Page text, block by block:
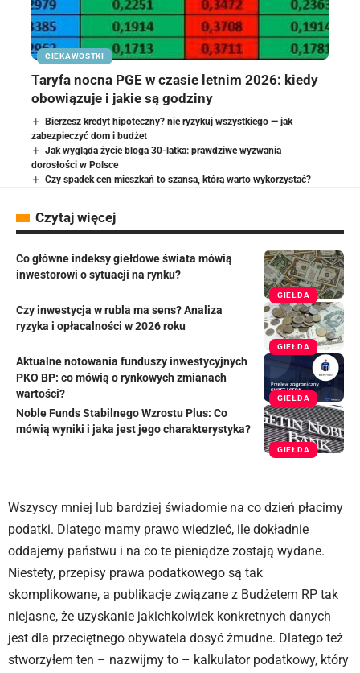
CIEKAWOSTKI
Taryfa nocna PGE w czasie letnim 2026: kiedy
obowiązuje i jakie są godziny
Bierzesz kredyt hipoteczny? nie ryzykuj wszystkiego — jak
zabezpieczyć dom i budżet
Jak wygląda życie bloga 30-latka: prawdziwe wyzwania
dorosłości w Polsce
Czy spadek cen mieszkań to szansa, którą warto wykorzystać?
Czytaj więcej
GIEŁDA
Co główne indeksy giełdowe świata mówią
inwestorowi o sytuacji na rynku?
GIEŁDA
Czy inwestycja w rubla ma sens? Analiza
ryzyka i opłacalności w 2026 roku
GIEŁDA
Aktualne notowania funduszy inwestycyjnych
PKO BP: co mówią o rynkowych zmianach
wartości?
GIEŁDA
Noble Funds Stabilnego Wzrostu Plus: Co
mówią wyniki i jaka jest jego charakterystyka?
Wszyscy mniej lub bardziej świadomie na co dzień płacimy
podatki. Dlatego mamy prawo wiedzieć, ile dokładnie
oddajemy państwu i na co te pieniądze zostają wydane.
Niestety, przepisy prawa podatkowego są tak
skomplikowane, a publikacje związane z Budżetem RP tak
niejasne, że uzyskanie jakichkolwiek konkretnych danych
jest dla przeciętnego obywatela dosyć żmudne. Dlatego też
stworzyłem ten – nazwijmy to – kalkulator podatkowy, który